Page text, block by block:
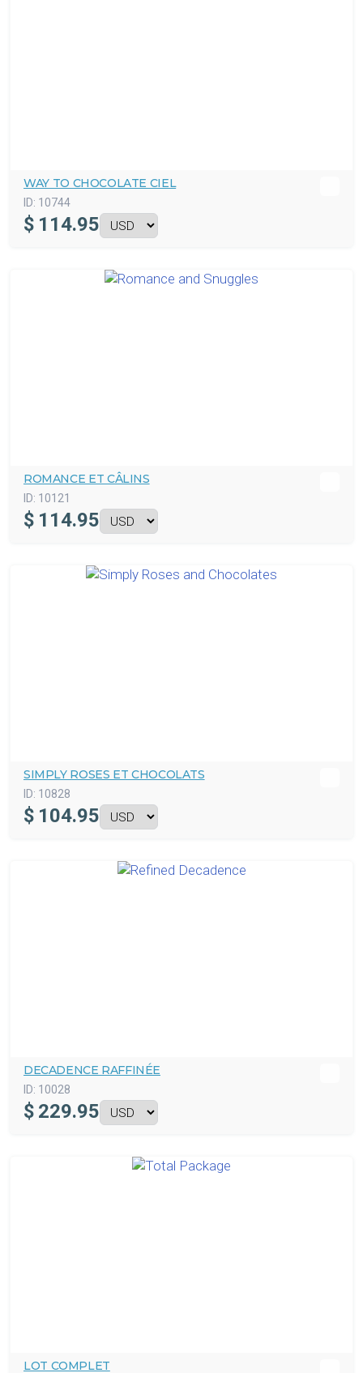
WAY TO CHOCOLATE CIEL
ID: 10744
$ 114.95
ROMANCE ET CÂLINS
ID: 10121
$ 114.95
SIMPLY ROSES ET CHOCOLATS
ID: 10828
$ 104.95
DECADENCE RAFFINÉE
ID: 10028
$ 229.95
LOT COMPLET